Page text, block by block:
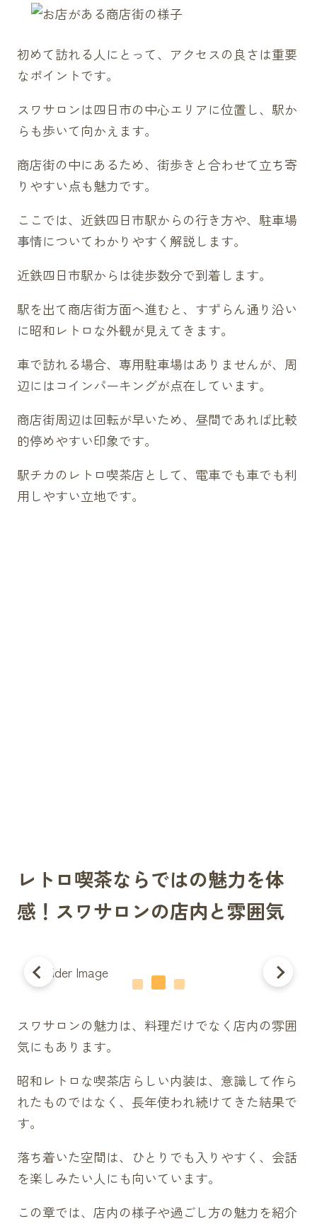
初めて訪れる人にとって、アクセスの良さは重要
なポイントです。
スワサロンは四日市の中心エリアに位置し、駅か
らも歩いて向かえます。
商店街の中にあるため、街歩きと合わせて立ち寄
りやすい点も魅力です。
ここでは、近鉄四日市駅からの行き方や、駐車場
事情についてわかりやすく解説します。
近鉄四日市駅からは徒歩数分で到着します。
駅を出て商店街方面へ進むと、すずらん通り沿い
に昭和レトロな外観が見えてきます。
車で訪れる場合、専用駐車場はありませんが、周
辺にはコインパーキングが点在しています。
商店街周辺は回転が早いため、昼間であれば比較
的停めやすい印象です。
駅チカのレトロ喫茶店として、電車でも車でも利
用しやすい立地です。
レトロ喫茶ならではの魅力を体
感！スワサロンの店内と雰囲気
スワサロンの魅力は、料理だけでなく店内の雰囲
気にもあります。
昭和レトロな喫茶店らしい内装は、意識して作ら
れたものではなく、長年使われ続けてきた結果で
す。
落ち着いた空間は、ひとりでも入りやすく、会話
を楽しみたい人にも向いています。
この章では、店内の様子や過ごし方の魅力を紹介